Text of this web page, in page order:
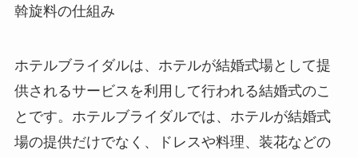
斡旋料の仕組み
ホテルブライダルは、ホテルが結婚式場として提
供されるサービスを利用して行われる結婚式のこ
とです。ホテルブライダルでは、ホテルが結婚式
場の提供だけでなく、ドレスや料理、装花などの